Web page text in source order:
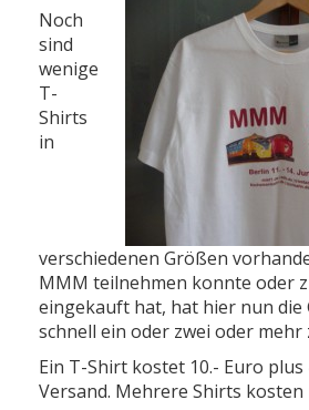
Noch
sind
wenige
T-
Shirts
in
verschiedenen Größen
MMM teilnehmen konnte oder
eingekauft hat, hat hier nun die
schnell ein oder zwei oder
Ein T-Shirt kostet 10.- Euro plus
Versand. Mehrere Shirts kosten